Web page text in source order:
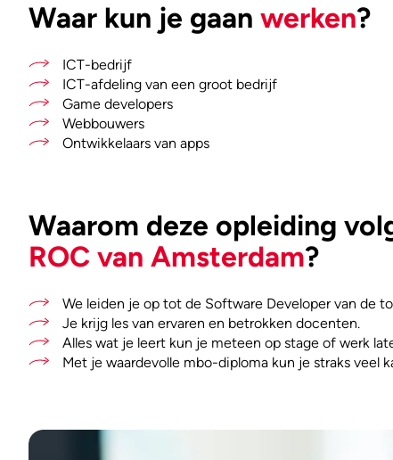
Waar kun je gaan werken?
ICT-bedrijf
ICT-afdeling van een groot bedrijf
Game developers
Webbouwers
Ontwikkelaars van apps
Waarom deze opleiding
ROC van Amsterdam?
We leiden je op tot de Software Developer van de
Je krijg les van ervaren en betrokken docenten.
Alles wat je leert kun je meteen op stage of werk
Met je waardevolle mbo-diploma kun je straks veel